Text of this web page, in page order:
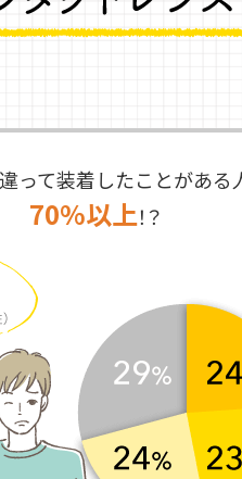
って装着したことがある
70%以上！？